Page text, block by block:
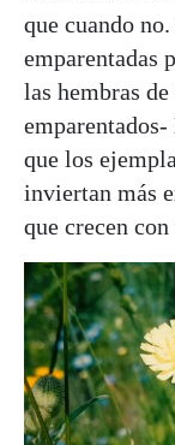
que cuando
emparentadas
las hembras
que los
inviertan más
que crecen